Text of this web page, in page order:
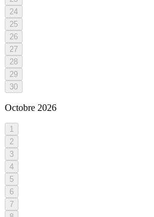
24
25
26
27
28
29
30
Octobre 2026
1
2
3
4
5
6
7